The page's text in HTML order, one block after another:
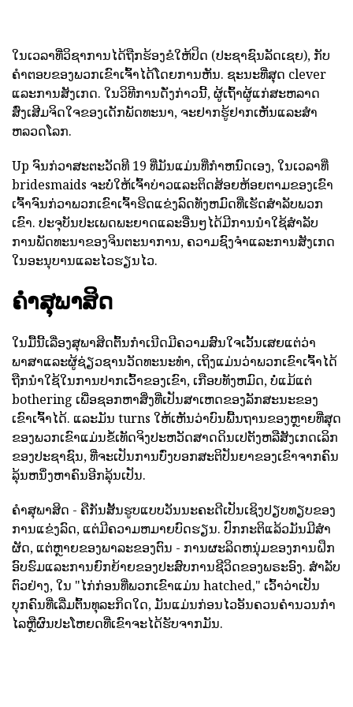
ໃນເວລາທີ່ວິຊາການໄດ້ຖືກຮ້ອງຂໍໃຫ້ປິດ (ປະຊາຊົນລັດເຊຍ), ກັບ
ຄໍາຕອບຂອງພວກເຂົາເຈົ້າໄດ້ໂດຍການຫັນ. ຊະນະທີ່ສຸດ clever
ແລະການສັງເກດ. ໃນວິທີການດັ່ງກ່າວນີ້, ຜູ້ເຖົ້າຜູ້ແກ່ສະຫລາດ
ສົ່ງເສີມຈິດໃຈຂອງເດັກພັດທະນາ, ຈະຢາກຮູ້ຢາກເຫັນແລະສໍາ
ຫລວດໂລກ.
Up ຈົນກ່ວາສະຕະວັດທີ 19 ທີ່ມັນແມ່ນທີ່ກໍາຫນົດເອງ, ໃນເວລາທີ່
bridesmaids ຈະບໍ່ໃຫ້ເຈົ້າບ່າວແລະຕິດສ້ອຍຫ້ອຍຕາມຂອງເຂົາ
ເຈົ້າຈົນກ່ວາພວກເຂົາເຈົ້າຮີດແຂ່ງລົດທັງຫມົດທີ່ເຮັດສໍາລັບພວກ
ເຂົາ. ປະຈຸບັນປະເພດພະຍາດແລະອື່ນໆໄດ້ມີການນໍາໃຊ້ສໍາລັບ
ການພັດທະນາຂອງຈິນຕະນາການ, ຄວາມຊົງຈໍາແລະການສັງເກດ
ໃນອະນຸບານແລະໄວຮຽນໄວ.
ຄໍາສຸພາສິດ
ໃນມື້ນີ້ເລື່ອງສຸພາສິດຕົ້ນກໍາເນີດມີຄວາມສົນໃຈເວັ້ນເສຍແຕ່ວ່າ
ພາສາແລະຜູ້ຊ່ຽວຊານວັດທະນະທໍາ, ເຖິງແມ່ນວ່າພວກເຂົາເຈົ້າໄດ້
ຖືກນໍາໃຊ້ໃນການປາກເວົ້າຂອງເຂົາ, ເກືອບທັງຫມົດ, ບໍ່ແມ້ແຕ່
bothering ເພື່ອຊອກຫາສິ່ງທີ່ເປັນສາເຫດຂອງລັກສະນະຂອງ
ເຂົາເຈົ້າໄດ້. ແລະມັນ turns ໃຫ້ເຫັນວ່າບົນພື້ນຖານຂອງຫຼາຍທີ່ສຸດ
ຂອງພວກເຂົາແມ່ນຂໍ້ເທັດຈິງປະຫວັດສາດດິນເປຕັງຫລືສັງເກດເລິກ
ຂອງປະຊາຊົນ, ທີ່ຈະເປັນການບົ່ງບອກສະຕິປັນຍາຂອງເຂົາຈາກຄົນ
ລຸ້ນຫນຶ່ງຫາຄົນອີກລຸ້ນເປັນ.
ຄໍາສຸພາສິດ - ຄືກັນສັ້ນຮູບແບບວັນນະຄະດີເປັນເຊິງປຽບທຽບຂອງ
ການແຂ່ງລົດ, ແຕ່ມີຄວາມຫມາຍບົດຮຽນ. ປົກກະຕິແລ້ວມັນມີສໍາ
ຜັດ, ແຕ່ຫຼາຍຂອງພາລະຂອງຕົນ - ການຜະລິດຫນຸ່ມຂອງການຝຶກ
ອົບຮົມແລະການຍົກຍ້າຍຂອງປະສົບການຊີວິດຂອງພຣະອົງ. ສໍາລັບ
ຕົວຢ່າງ, ໃນ "ໄກ່ກ່ອນທີ່ພວກເຂົາແມ່ນ hatched," ເວົ້າວ່າເປັນ
ບຸກຄົນທີ່ເລີ່ມຕົ້ນທຸລະກິດໃດ, ມັນແມ່ນກ່ອນໄວອັນຄວນຄໍານວນກໍາ
ໄລຫຼືຜົນປະໂຫຍດທີ່ເຂົາຈະໄດ້ຮັບຈາກມັນ.